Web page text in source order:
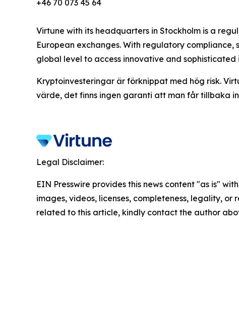
+46 70 073 45 64
Virtune with its headquarters in Stockholm is a
European exchanges. With regulatory
global level to access innovative and
Kryptoinvesteringar är förknippat med hög risk.
värde, det finns ingen garanti att man får tillbaka
Legal Disclaimer:
EIN Presswire provides this news content "as is"
images, videos, licenses, completeness, legality,
related to this article, kindly contact the author